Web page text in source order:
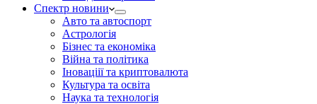
Спектр новини
Авто та автоспорт
Астрологія
Бізнес та економіка
Війна та політика
Іноваціії та криптовалюта
Культура та освіта
Наука та технологія